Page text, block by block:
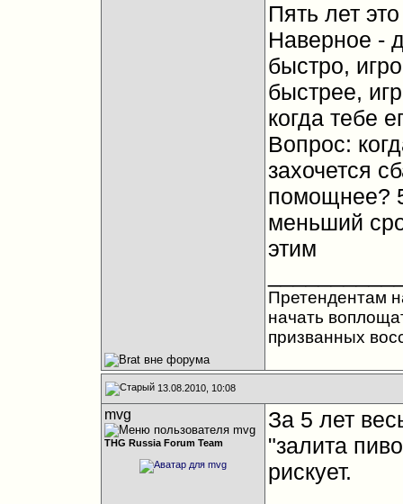
Пять лет
Наверное -
быстро,
быстрее,
когда тебе
Вопрос:
захочется
помощнее?
меньший
этим
Претендентам
начать
призванных
13.08.2010, 10:08
mvg
THG Russia Forum Team
За 5 лет
"залита
рискует.